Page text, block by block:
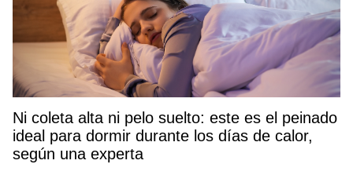
Ni coleta alta ni pelo suelto: este es el peinado
ideal para dormir durante los días de calor,
según una experta